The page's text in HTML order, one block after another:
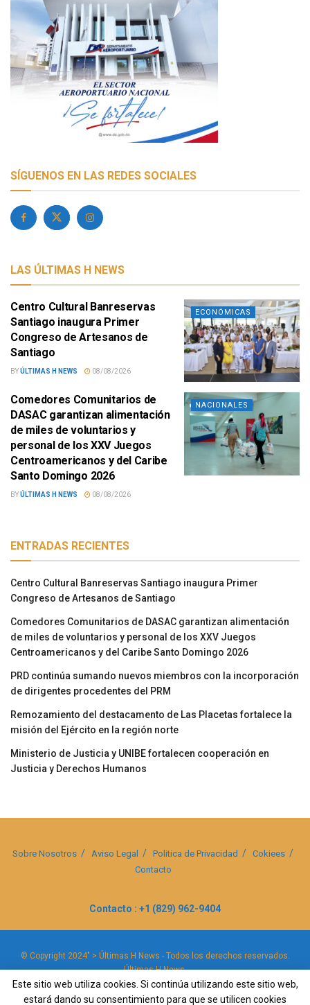
SÍGUENOS EN LAS REDES SOCIALES
LAS ÚLTIMAS H NEWS
ECONÓMICAS
Centro Cultural Banreservas
Santiago inaugura Primer
Congreso de Artesanos de
Santiago
BYÚLTIMAS H NEWS 08/08/2026
NACIONALES
Comedores Comunitarios de
DASAC garantizan alimentación
de miles de voluntarios y
personal de los XXV Juegos
Centroamericanos y del Caribe
Santo Domingo 2026
BYÚLTIMAS H NEWS 08/08/2026
ENTRADAS RECIENTES
Centro Cultural Banreservas Santiago inaugura Primer
Congreso de Artesanos de Santiago
Comedores Comunitarios de DASAC garantizan alimentación
de miles de voluntarios y personal de los XXV Juegos
Centroamericanos y del Caribe Santo Domingo 2026
PRD continúa sumando nuevos miembros con la incorporación
de dirigentes procedentes del PRM
Remozamiento del destacamento de Las Placetas fortalece la
misión del Ejército en la región norte
Ministerio de Justicia y UNIBE fortalecen cooperación en
Justicia y Derechos Humanos
Sobre Nosotros Aviso Legal Politica de Privacidad
Cokiees
Contacto
Contacto : +1 (829) 962-9404
© Copyright 2024" > Últimas H News - Todos los derechos reservados.
Últimas H News.
Este sitio web utiliza cookies. Si continúa utilizando este sitio web,
estará dando su consentimiento para que se utilicen cookies